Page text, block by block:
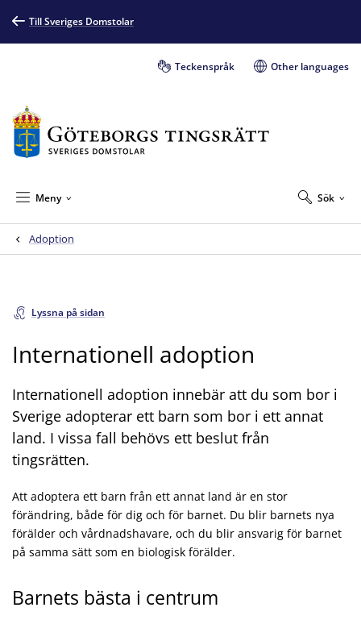
Till Sveriges Domstolar
Teckenspråk Other languages
Sök
Meny
Adoption
Lyssna på sidan
Internationell adoption
Internationell adoption innebär att du som bor i
Sverige adopterar ett barn som bor i ett annat
land. I vissa fall behövs ett beslut från
tingsrätten.
Att adoptera ett barn från ett annat land är en stor
förändring, både för dig och för barnet. Du blir barnets nya
förälder och vårdnadshavare, och du blir ansvarig för barnet
på samma sätt som en biologisk förälder.
Barnets bästa i centrum